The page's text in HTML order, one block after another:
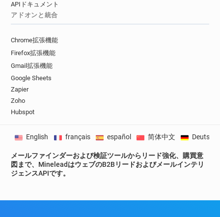
w*****@ca-illeetvilaine.fr
m************@ca-illeetvilaine.fr
m************@ca-illeetvilaine.fr
f**********@ca-illeetvilaine.fr
q***********@ca-illeetvilaine.fr
i************@ca-illeetvilaine.fr
l**********@ca-illeetvilaine.fr
u*******@ca-illeetvilaine.fr
s*******@ca-illeetvilaine.fr
q*******@ca-illeetvilaine.fr
APIドキュメント
アドオンと統合
Chrome拡張機能
Firefox拡張機能
Gmail拡張機能
Google Sheets
Zapier
Zoho
Hubspot
メールファインダーおよび検証ツールからリード強化、購買意
図まで、MineleadはウェブのB2Bリードおよびメールインテリ
ジェンスAPIです。
English français español 简体中文 Deutsch